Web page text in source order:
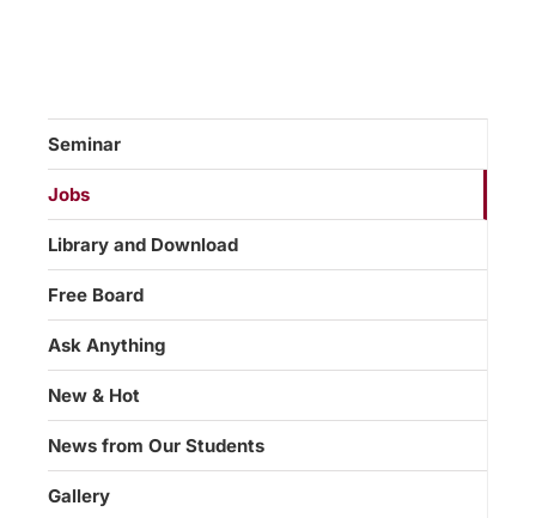
Seminar
Jobs
Library and Download
Free Board
Ask Anything
New & Hot
News from Our Students
Gallery